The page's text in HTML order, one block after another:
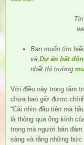
Tin
Bạn muốn tìm
và Dự án bất
nhất thị trường
Với điều này trong tâm
chưa bao giờ được
“Cái nhìn đầu tiên mà
là thông qua ống kính
trọng mà người bán
sàng và rằng những